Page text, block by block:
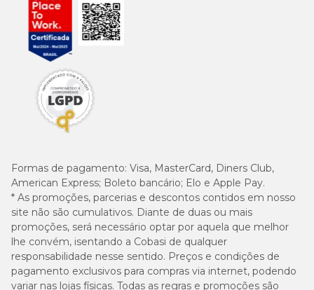
Formas de pagamento: Visa, MasterCard, Diners Club,
American Express; Boleto bancário; Elo e Apple Pay.
* As promoções, parcerias e descontos contidos em nosso
site não são cumulativos. Diante de duas ou mais
promoções, será necessário optar por aquela que melhor
lhe convém, isentando a Cobasi de qualquer
responsabilidade nesse sentido. Preços e condições de
pagamento exclusivos para compras via internet, podendo
variar nas lojas físicas. Todas as regras e promoções são